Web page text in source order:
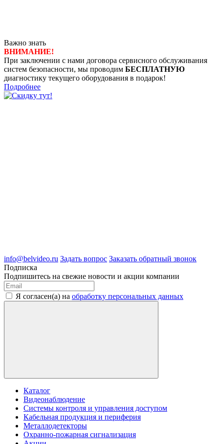
Важно знать
ВНИМАНИЕ!
При заключении с нами договора сервисного обслуживания
систем безопасности, мы проводим БЕСПЛАТНУЮ
диагностику текущего оборудования в подарок!
Подробнее
info@belvideo.ru Задать вопрос Заказать обратный звонок
Подписка
Подпишитесь на свежие новости и акции компании
Я согласен(а) на обработку персональных данных
Каталог
Видеонаблюдение
Системы контроля и управления доступом
Кабельная продукция и периферия
Металлодетекторы
Охранно-пожарная сигнализация